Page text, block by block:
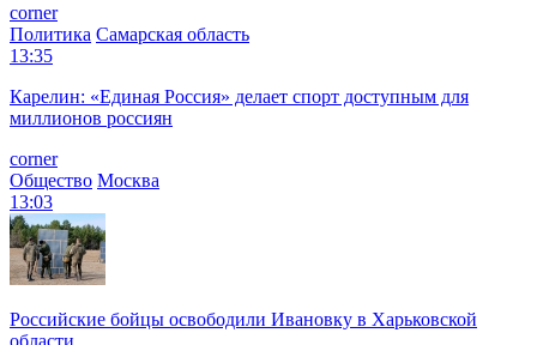
corner
Политика Самарская область
13:35
Карелин: «Единая Россия» делает спорт доступным для
миллионов россиян
corner
Общество Москва
13:03
Российские бойцы освободили Ивановку в Харьковской
области